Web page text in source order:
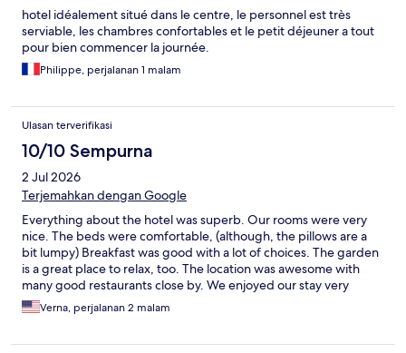
hotel idéalement situé dans le centre, le personnel est très
serviable, les chambres confortables et le petit déjeuner a tout
pour bien commencer la journée.
Philippe, perjalanan 1 malam
Ulasan terverifikasi
10/10 Sempurna
2 Jul 2026
Terjemahkan dengan Google
Everything about the hotel was superb. Our rooms were very
nice. The beds were comfortable, (although, the pillows are a
bit lumpy) Breakfast was good with a lot of choices. The garden
is a great place to relax, too. The location was awesome with
many good restaurants close by. We enjoyed our stay very
much.Verna, perjalanan 2 malam